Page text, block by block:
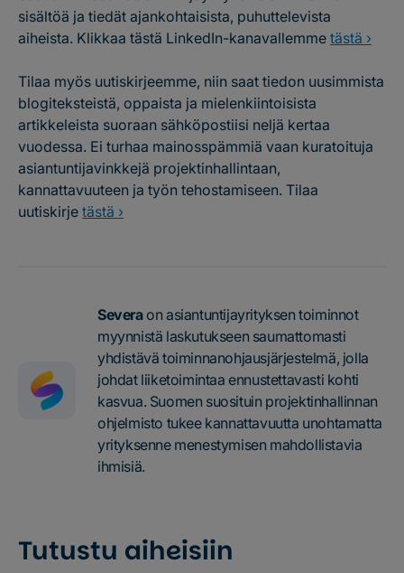
sisältöä ja tiedät ajankohtaisista, puhuttelevista
aiheista. Klikkaa tästä LinkedIn-kanavallemme tästä ›
Tilaa myös uutiskirjeemme, niin saat tiedon uusimmista
blogiteksteistä, oppaista ja mielenkiintoisista
artikkeleista suoraan sähköpostiisi neljä kertaa
vuodessa. Ei turhaa mainosspämmiä vaan kuratoituja
asiantuntijavinkkejä projektinhallintaan,
kannattavuuteen ja työn tehostamiseen. Tilaa
uutiskirje tästä ›
Severaon asiantuntijayrityksen toiminnot
myynnistä laskutukseen saumattomasti
yhdistävä toiminnanohjausjärjestelmä, jolla
johdat liiketoimintaa ennustettavasti kohti
kasvua. Suomen suosituin projektinhallinnan
ohjelmisto tukee kannattavuutta unohtamatta
yrityksenne menestymisen mahdollistavia
ihmisiä.
Tutustu aiheisiin